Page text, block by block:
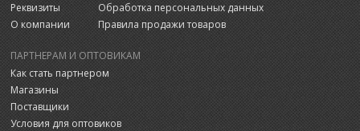
Реквизиты
О компании
Обработка персональных данных
Правила продажи товаров
ПАРТНЕРАМ И ОПТОВИКАМ
Как стать партнером
Магазины
Поставщики
Условия для оптовиков